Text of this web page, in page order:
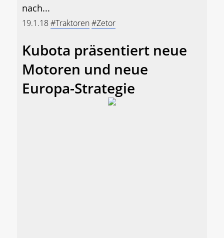
nach...
19.1.18#Traktoren#Zetor
Kubota präsentiert neue
Motoren und neue
Europa-Strategie